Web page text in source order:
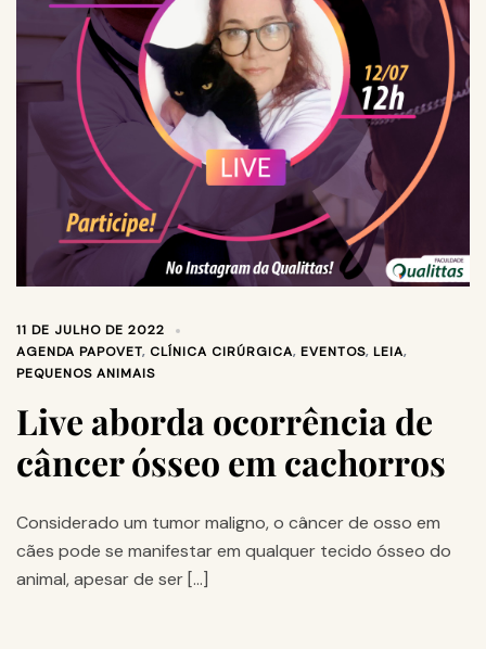
11 DE JULHO DE 2022
AGENDA PAPOVET, CLÍNICA CIRÚRGICA, EVENTOS, LEIA,
PEQUENOS ANIMAIS
Live aborda ocorrência de
câncer ósseo em cachorros
Considerado um tumor maligno, o câncer de osso em
cães pode se manifestar em qualquer tecido ósseo do
animal, apesar de ser […]